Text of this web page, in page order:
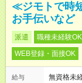
≪ジモトで時
お手伝いなど
派遣 職種未経験OK
WEB登録・面接OK
給与
無資格未